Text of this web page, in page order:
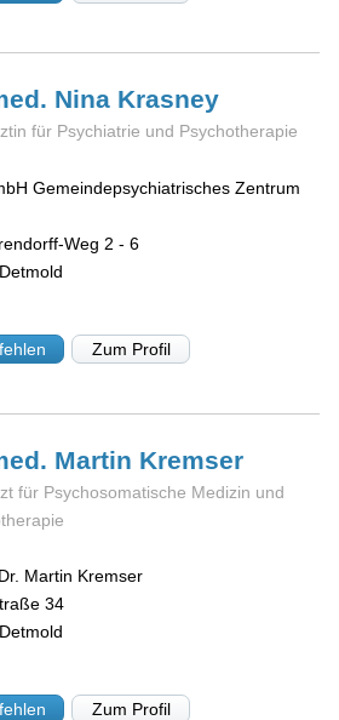
Nina Krasney
für Psychiatrie und Psychotherapie
Gemeindepsychiatrisches Zentrum
Weg 2 - 6
Detmold
Zum Profil
Martin Kremser
für Psychosomatische Medizin und
Martin Kremser
34
Detmold
Zum Profil